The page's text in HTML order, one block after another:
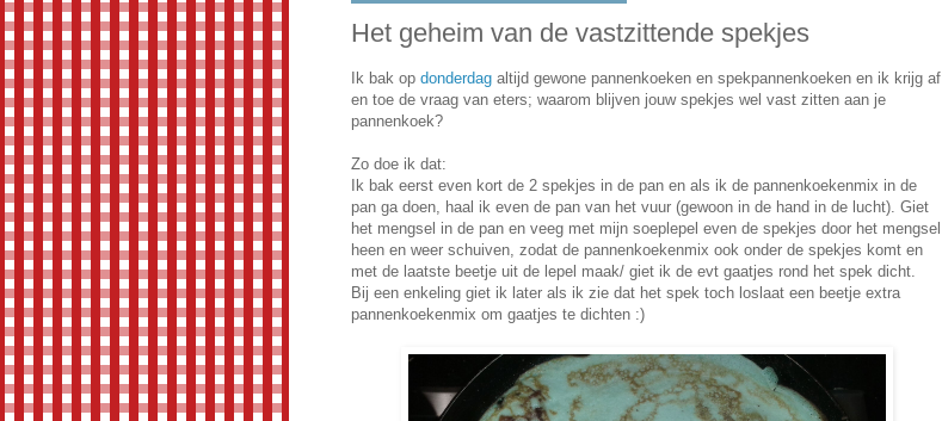
Het geheim van de vastzittende spekjes
Ik bak op donderdag altijd gewone pannenkoeken en spekpannenkoeken en ik krijg af
en toe de vraag van eters; waarom blijven jouw spekjes wel vast zitten aan je
pannenkoek?
Zo doe ik dat:
Ik bak eerst even kort de 2 spekjes in de pan en als ik de pannenkoekenmix in de
pan ga doen, haal ik even de pan van het vuur (gewoon in de hand in de lucht). Giet
het mengsel in de pan en veeg met mijn soeplepel even de spekjes door het mengsel
heen en weer schuiven, zodat de pannenkoekenmix ook onder de spekjes komt en
met de laatste beetje uit de lepel maak/ giet ik de evt gaatjes rond het spek dicht.
Bij een enkeling giet ik later als ik zie dat het spek toch loslaat een beetje extra
pannenkoekenmix om gaatjes te dichten :)